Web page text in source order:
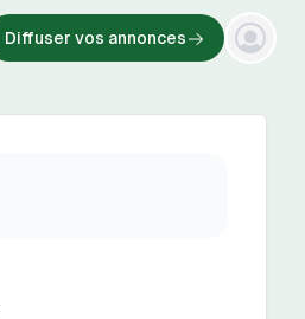
Diffuser vos annonces